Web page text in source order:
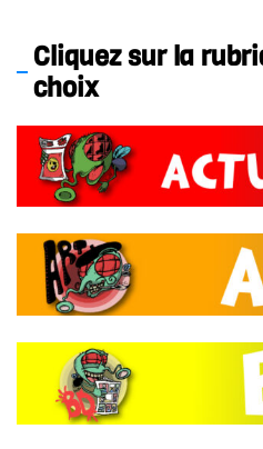
Cliquez sur la
choix